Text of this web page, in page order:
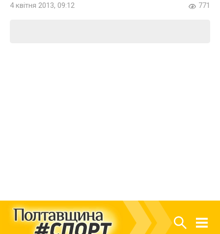
4 квітня 2013, 09:12 771